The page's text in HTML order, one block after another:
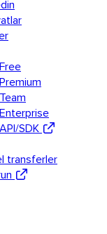
SDK
transferler